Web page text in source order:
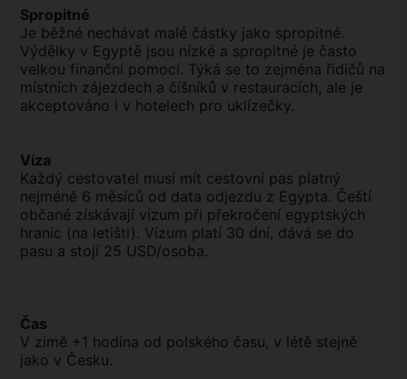
Spropitné
Je běžné nechávat malé částky jako spropitné.
Výdělky v Egyptě jsou nízké a spropitné je často
velkou finanční pomocí. Týká se to zejména řidičů na
místních zájezdech a číšníků v restauracích, ale je
akceptováno i v hotelech pro uklízečky.
Víza
Každý cestovatel musí mít cestovní pas platný
nejméně 6 měsíců od data odjezdu z Egypta. Čeští
občané získávají vízum při překročení egyptských
hranic (na letišti). Vízum platí 30 dní, dává se do
pasu a stojí 25 USD/osoba.
Čas
V zimě +1 hodina od polského času, v létě stejně
jako v Česku.